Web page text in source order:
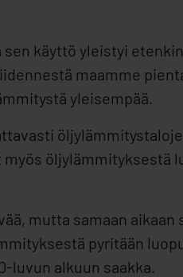
käyttö yleistyi
maamme
yleisempää.
öljylämmityksestä
mutta samaan
pyritään
luvun alkuun saakka.